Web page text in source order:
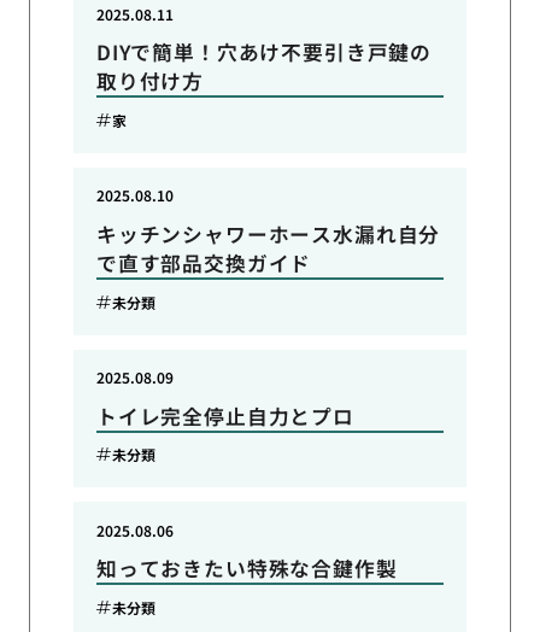
DIYで簡単！穴あけ不要引き戸鍵の
取り付け方
2025.08.11
家
キッチンシャワーホース水漏れ自分
で直す部品交換ガイド
2025.08.10
未分類
トイレ完全停止自力とプロ
2025.08.09
未分類
知っておきたい特殊な合鍵作製
2025.08.06
未分類